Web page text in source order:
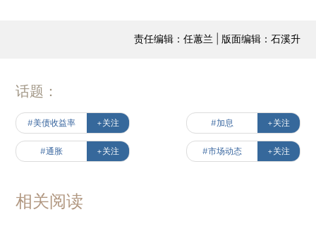
责任编辑：任蕙兰 | 版面编辑：石溪升
话题：
#美债收益率 +关注 #加息 +关注
#通胀 +关注 #市场动态 +关注
相关阅读